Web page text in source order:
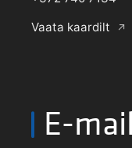
Vaata kaardilt
E-mail